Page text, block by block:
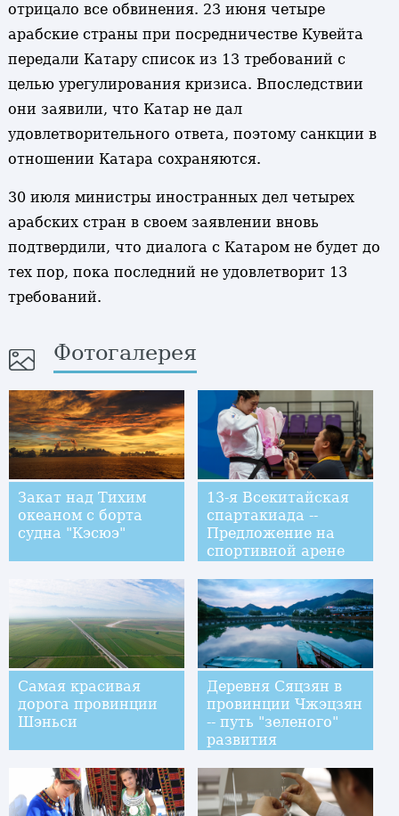
отрицало все обвинения. 23 июня четыре
арабские страны при посредничестве Кувейта
передали Катару список из 13 требований с
целью урегулирования кризиса. Впоследствии
они заявили, что Катар не дал
удовлетворительного ответа, поэтому санкции в
отношении Катара сохраняются.
30 июля министры иностранных дел четырех
арабских стран в своем заявлении вновь
подтвердили, что диалога с Катаром не будет до
тех пор, пока последний не удовлетворит 13
требований.
Фотогалерея
Закат над Тихим
океаном с борта
судна "Кэсюэ"
13-я Всекитайская
спартакиада --
Предложение на
спортивной арене
Самая красивая
дорога провинции
Шэньси
Деревня Сяцзян в
провинции Чжэцзян
-- путь "зеленого"
развития